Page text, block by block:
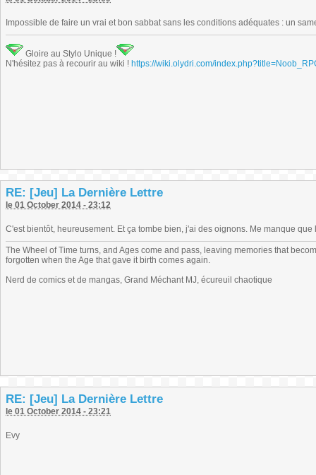
Impossible de faire un vrai et bon sabbat sans les conditions adéquates : un
Gloire au Stylo Unique !
N'hésitez pas à recourir au wiki ! https://wiki.olydri.com/
RE: [Jeu] La Dernière Lettre
le 01 October 2014 - 23:12
C'est bientôt, heureusement. Et ça tombe bien, j'ai des oignons. Me manque
The Wheel of Time turns, and Ages come and pass, leaving memories that
forgotten when the Age that gave it birth comes again.
Nerd de comics et de mangas, Grand Méchant MJ, écureuil chaotique
RE: [Jeu] La Dernière Lettre
le 01 October 2014 - 23:21
Evy